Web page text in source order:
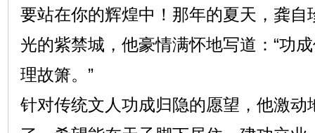
要站在你的辉煌中！那年的夏天，龚自
光的紫禁城，他豪情满怀地写道：“功
理故箫。”
针对传统文人功成归隐的愿望，他激动